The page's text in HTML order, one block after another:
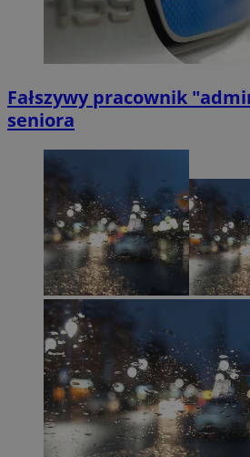
Fałszywy pracownik
seniora